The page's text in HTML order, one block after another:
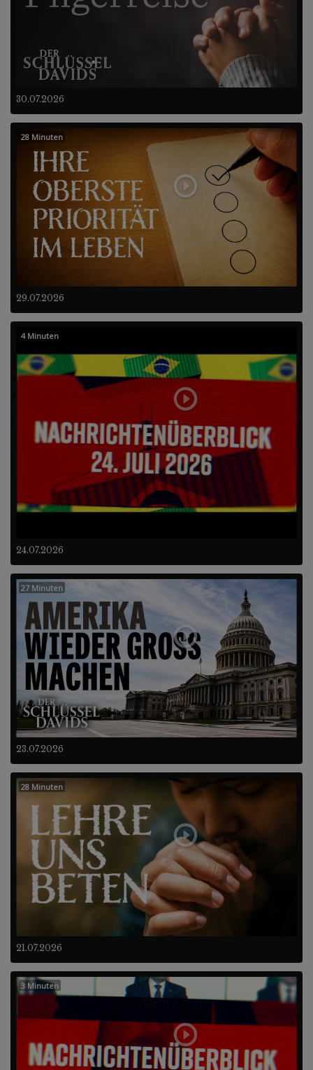
30.07.2026
29.07.2026
28 Minuten
24.07.2026
4 Minuten
23.07.2026
27 Minuten
21.07.2026
28 Minuten
3 Minuten